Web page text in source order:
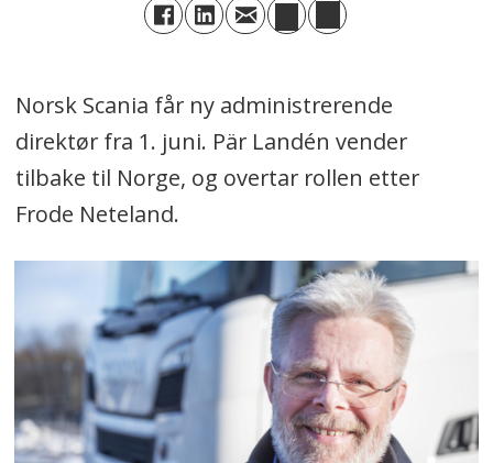
Norsk Scania får ny administrerende
direktør fra 1. juni. Pär Landén vender
tilbake til Norge, og overtar rollen etter
Frode Neteland.